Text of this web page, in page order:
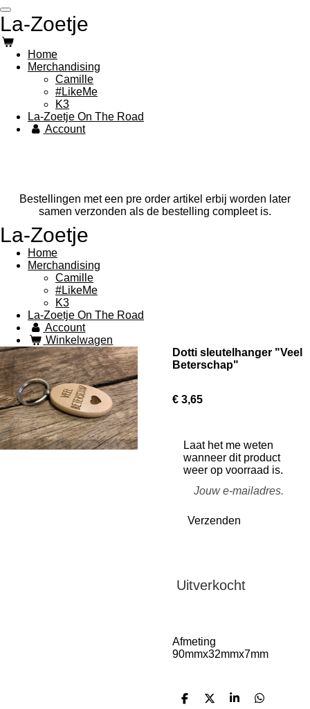
Ga
direct
naar
de
hoofdinhoud
La-Zoetje
Home
Merchandising
Camille
#LikeMe
K3
La-Zoetje On The Road
Account
Bestellingen met een pre order artikel erbij worden later
samen verzonden als de bestelling compleet is.
La-Zoetje
Home
Merchandising
Camille
#LikeMe
K3
La-Zoetje On The Road
Account
Winkelwagen
Dotti sleutelhanger "Veel
Beterschap"
€ 3,65
Laat het me weten
wanneer dit product
weer op voorraad is.
Verzenden
Uitverkocht
Afmeting
90mmx32mmx7mm
D
D
S
D